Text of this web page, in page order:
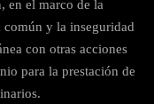
en el marco de la
y la inseguridad
con otras acciones
para la prestación de